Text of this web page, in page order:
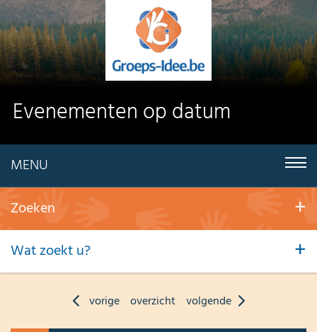
Evenementen op datum
MENU
Zoeken
Wat zoekt u?
vorige overzicht volgende